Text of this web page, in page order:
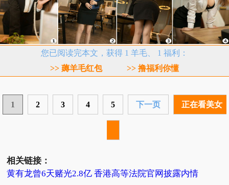
您已阅读完本文，获得 1 羊毛、 1 福利：
>> 薅羊毛红包
>> 撸福利你懂
1 2 3 4 5 下一页 正在看美女
相关链接：
黄有龙曾6天赌光2.8亿 香港高等法院官网披露内情